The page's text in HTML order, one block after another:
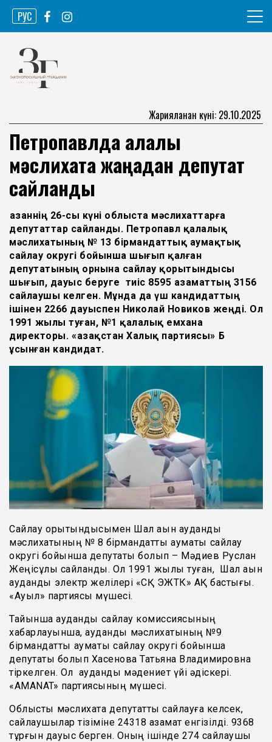
Skip
content
РУС
Законопослушный гражданин
Жарияланған күні: 29.10.2025
Петропавлда қалалық
мәслихатқа жаңадан депутат
сайланды
Қазаннің 26-сы күні облыста мәслихаттарға
депутаттар сайланды. Петропавл қалалық
мәслихатының № 13 бірмандаттық аумақтық
сайлау округі бойынша шығып қалған
депутатының орнына сайлау қорытындысы
шығып, дауыс беруге тиіс 8595 азаматтың 3156
сайлаушы келген. Мұнда да үш кандидаттың
ішінен 2266 дауыспен Николай Новиков жеңді. Ол
1991 жылы туған, №1 қалалық емхана
директоры. «Қазақстан Халық партиясы» ҚБ
ұсынған кандидат.
Сайлау қорытындысымен Шал ақын аудандық
мәслихатының № 8 бірмандаттық аумақтық сайлау
округі бойынша депутаты болып – Мәдиев Руслан
Жеңісұлы сайланды. Ол 1991 жылы туған, Шал ақын
аудандық электр желілері «СҚ ЭЖТК» АҚ бастығы.
«Ауыл» партиясы мүшесі.
Тайынша аудандық сайлау комиссиясының
хабарлауынша, аудандық мәслихатының №9
бірмандаттық аумақтық сайлау округі бойынша
депутаты болып Хасенова Татьяна Владимировна
тіркелген. Ол аудандық мәдениет үйі әдіскері.
«AMANAT» партиясының мүшесі.
Облыстық мәслихатқа депутатты сайлауға келсек,
сайлаушылар тізіміне 24318 азамат енгізілді. 9368
тұрғын дауыс берген. Оның ішінде 274 сайлаушы